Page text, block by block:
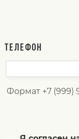
ТЕЛЕФОН
Формат +7 (999)